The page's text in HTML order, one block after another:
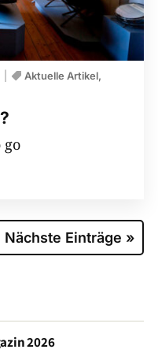
Aktuelle Artikel
go
Nächste Einträge »
2026